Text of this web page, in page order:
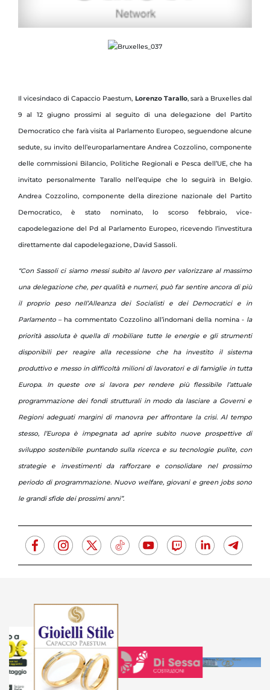
Il vicesindaco di Capaccio Paestum, Lorenzo Tarallo, sarà a Bruxelles dal
9 al 12 giugno prossimi al seguito di una delegazione del Partito
Democratico che farà visita al Parlamento Europeo, seguendone alcune
sedute, su invito dell’europarlamentare Andrea Cozzolino, componente
delle commissioni Bilancio, Politiche Regionali e Pesca dell’UE, che ha
invitato personalmente Tarallo nell’equipe che lo seguirà in Belgio.
Andrea Cozzolino, componente della direzione nazionale del Partito
Democratico, è stato nominato, lo scorso febbraio, vice-
capodelegazione del Pd al Parlamento Europeo, ricevendo l’investitura
direttamente dal capodelegazione, David Sassoli.
“Con Sassoli ci siamo messi subito al lavoro per valorizzare al massimo
una delegazione che, per qualità e numeri, può far sentire ancora di più
il proprio peso nell’Alleanza dei Socialisti e dei Democratici e in
Parlamento – ha commentato Cozzolino all’indomani della nomina - la
priorità assoluta è quella di mobiliare tutte le energie e gli strumenti
disponibili per reagire alla recessione che ha investito il sistema
produttivo e messo in difficoltà milioni di lavoratori e di famiglie in tutta
Europa. In queste ore si lavora per rendere più flessibile l’attuale
programmazione dei fondi strutturali in modo da lasciare a Governi e
Regioni adeguati margini di manovra per affrontare la crisi. Al tempo
stesso, l’Europa è impegnata ad aprire subito nuove prospettive di
sviluppo sostenibile puntando sulla ricerca e su tecnologie pulite, con
strategie e investimenti da rafforzare e consolidare nel prossimo
periodo di programmazione. Nuovo welfare, giovani e green jobs sono
le grandi sfide dei prossimi anni”.